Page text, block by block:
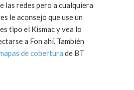
las redes pero a cualquiera
le aconsejo que use un
tipo el Kismac y vea lo
a Fon ahí. También
de cobertura de BT